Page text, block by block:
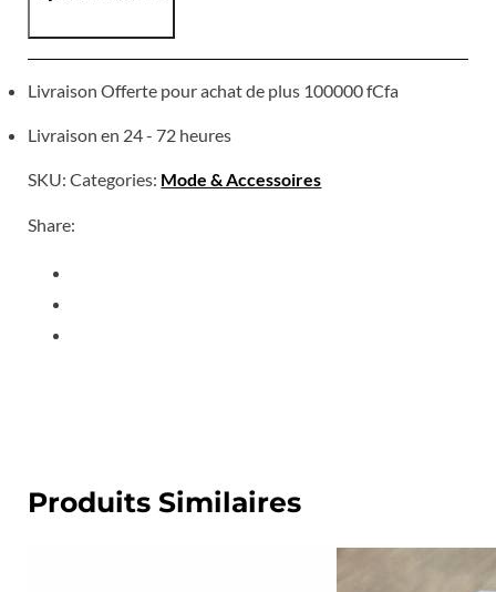
Livraison Offerte pour achat de plus 100000 fCfa
Livraison en 24 - 72 heures
SKU:Categories: Mode & Accessoires
Share:
Produits Similaires